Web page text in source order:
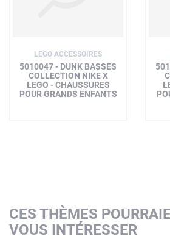
LEGO ACCESSOIRES
5010047 - DUNK BASSES
COLLECTION NIKE X
LEGO - CHAUSSURES
POUR GRANDS ENFANTS
CES THÈMES
VOUS INTÉRESSER